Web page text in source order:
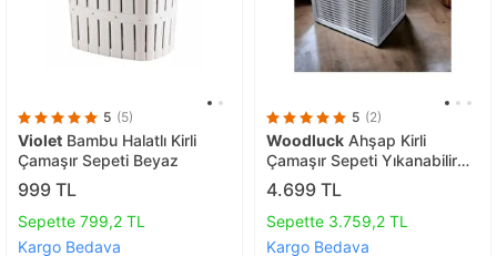
5 (5)
Violet Bambu Halatlı Kirli
Çamaşır Sepeti Beyaz
999 TL
Sepette 799,2 TL
Kargo Bedava
5 (2)
Woodluck Ahşap Kirli
Çamaşır Sepeti Yıkanabilir
Kumaşlı
4.699 TL
Sepette 3.759,2 TL
Kargo Bedava